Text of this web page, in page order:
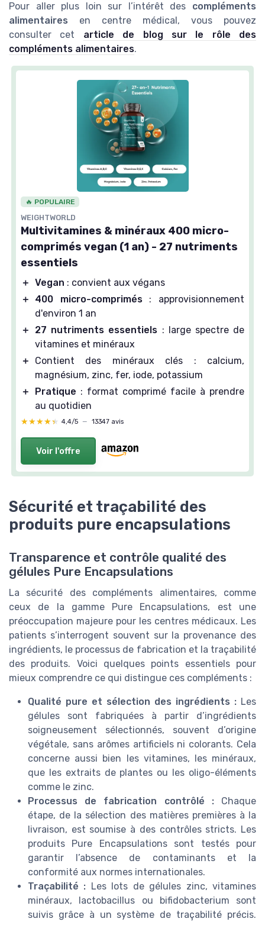
Pour aller plus loin sur l’intérêt des compléments
alimentaires en centre médical, vous pouvez
consulter cet article de blog sur le rôle des
compléments alimentaires.
🔥 POPULAIRE
WEIGHTWORLD
Multivitamines & minéraux 400 micro-
comprimés vegan (1 an) - 27 nutriments
essentiels
＋ Vegan : convient aux végans
＋
400 micro-comprimés: approvisionnement
d'environ 1 an
＋
27 nutriments essentiels : large spectre de
vitamines et minéraux
＋
Contient des minéraux clés : calcium,
magnésium, zinc, fer, iode, potassium
＋
Pratique : format comprimé facile à prendre
au quotidien
★★★★★
★★★★★ 4,4/5 — 13347 avis
Voir l'offre
Sécurité et traçabilité des
produits pure encapsulations
Transparence et contrôle qualité des
gélules Pure Encapsulations
La sécurité des compléments alimentaires, comme
ceux de la gamme Pure Encapsulations, est une
préoccupation majeure pour les centres médicaux. Les
patients s’interrogent souvent sur la provenance des
ingrédients, le processus de fabrication et la traçabilité
des produits. Voici quelques points essentiels pour
mieux comprendre ce qui distingue ces compléments :
Qualité pure et sélection des ingrédients : Les
gélules sont fabriquées à partir d’ingrédients
soigneusement sélectionnés, souvent d’origine
végétale, sans arômes artificiels ni colorants. Cela
concerne aussi bien les vitamines, les minéraux,
que les extraits de plantes ou les oligo-éléments
comme le zinc.
Processus de fabrication contrôlé :Chaque
étape, de la sélection des matières premières à la
livraison, est soumise à des contrôles stricts. Les
produits Pure Encapsulations sont testés pour
garantir l’absence de contaminants et la
conformité aux normes internationales.
Traçabilité : Les lots de gélules zinc, vitamines
minéraux, lactobacillus ou bifidobacterium sont
suivis grâce à un système de traçabilité précis.